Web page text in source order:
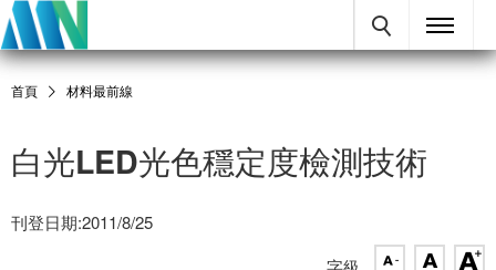
首頁 材料最前線
白光LED光色穩定度檢測技術
刊登日期:2011/8/25